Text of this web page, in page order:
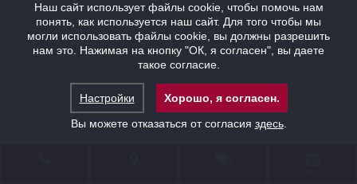
Наш сайт использует файлы cookie, чтобы помочь нам
понять, как используется наш сайт. Для того чтобы мы
могли использовать файлы cookie, вы должны разрешить
нам это. Нажимая на кнопку "ОК, я согласен", вы даете
такое согласие.
Настройки
Хорошо, я согласен.
Вы можете отказаться от согласия здесь.